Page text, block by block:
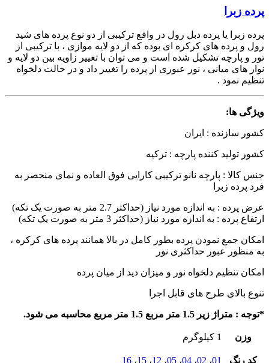
زبرا
زبرا یا پرده دبل رول در واقع ترکیبی از دو نوع پرده های شید
و پرده های کرکره ای بوده که از دو لایه موازی ، با ترکیبی از
و پارچه تشکیل شده است و می توان با تغییر زاویه بین دو لایه و
های میانی ، نور عبوری از پرده را تغییر داد و در حالت دلخواه
نمود .
ها:
سازنده : ایران
تولید کننده پارچه : ترکیه
کالا : پارچه نانو ترکیبی کارایی فوق العاده و نمای منحصر به
پرده زبرا
عرض پرده : به اندازه مورد نیاز (حداکثر 2.7 متر به صورت یک تکه)
پرده : به اندازه مورد نیاز (حداکثر 3 متر به صورت یک تکه)
جمع نمودن پرده بطور کامل در بالا همانند پرده های کرکره ،
منظور عبور حداکثری نور
تنظیم دلخواه نور و میزان دید از میان پرده
بالای طرح های قابل اجرا
: متراژ زیر 1.5 متر مربع 1.5 متر مربع محاسبه می شود.
وزن
کد رنگ 01،02،04،05،12،15،16